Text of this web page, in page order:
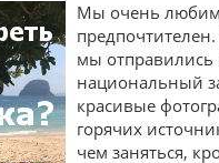
Мы очень любим
мы отправились
национальный
красивые
горячих
чем заняться,